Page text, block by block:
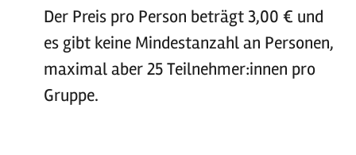
Der Preis pro Person beträgt 3,00 € und
es gibt keine Mindestanzahl an Personen,
maximal aber 25 Teilnehmer:innen pro
Gruppe.